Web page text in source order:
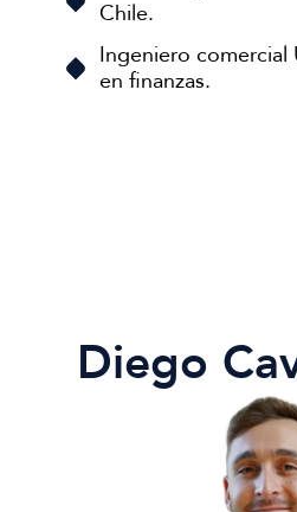
Chile.
Ingeniero
en finanzas.
Diego